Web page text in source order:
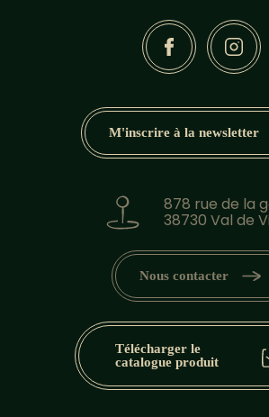
878 rue de la
38730 Val de
Nous contacter
M'inscrire à la newsletter
Télécharger le
catalogue produit